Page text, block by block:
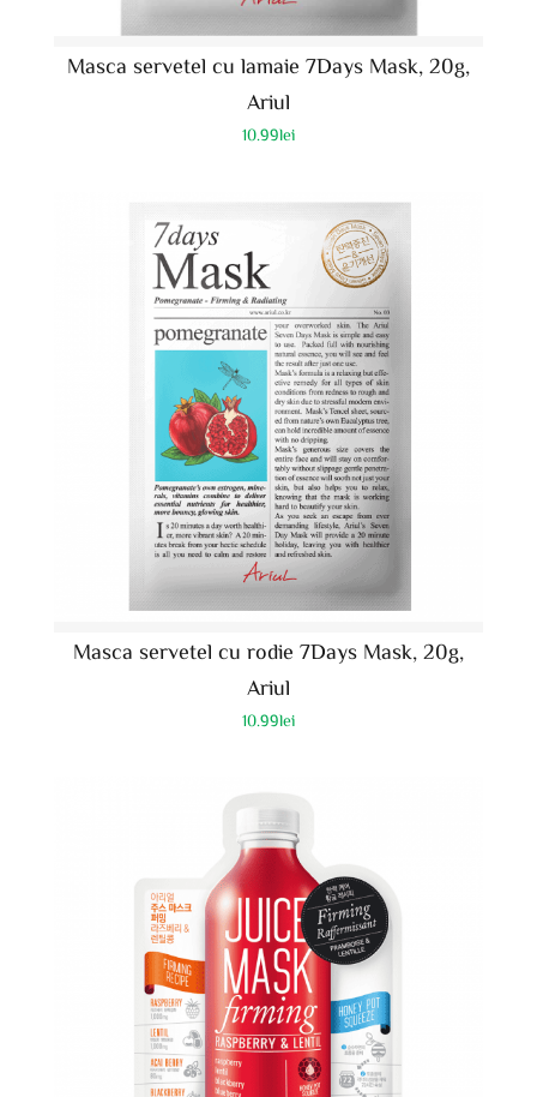
Masca servetel cu lamaie 7Days Mask, 20g,
Ariul
10.99lei
Masca servetel cu rodie 7Days Mask, 20g,
Ariul
10.99lei